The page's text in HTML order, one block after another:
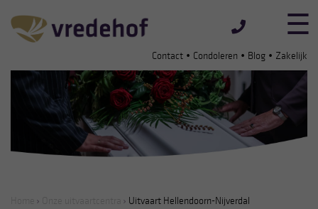
Contact • Condoleren • Blog • Zakelijk
Uitvaart Hellendoorn-Nijverdal